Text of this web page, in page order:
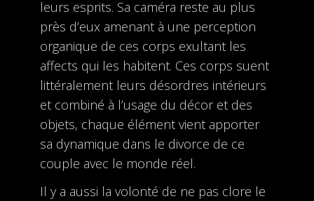
leurs esprits. Sa caméra reste au plus
près d’eux amenant à une perception
organique de ces corps exultant les
affects qui les habitent. Ces corps suent
littéralement leurs désordres intérieurs
et combiné à l’usage du décor et des
objets, chaque élément vient apporter
sa dynamique dans le divorce de ce
couple avec le monde réel.
Il y a aussi la volonté de ne pas clore le